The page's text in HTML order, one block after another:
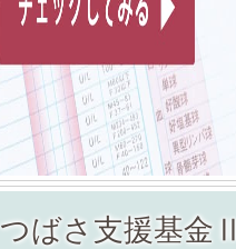
つばさ支援基金Ⅱ